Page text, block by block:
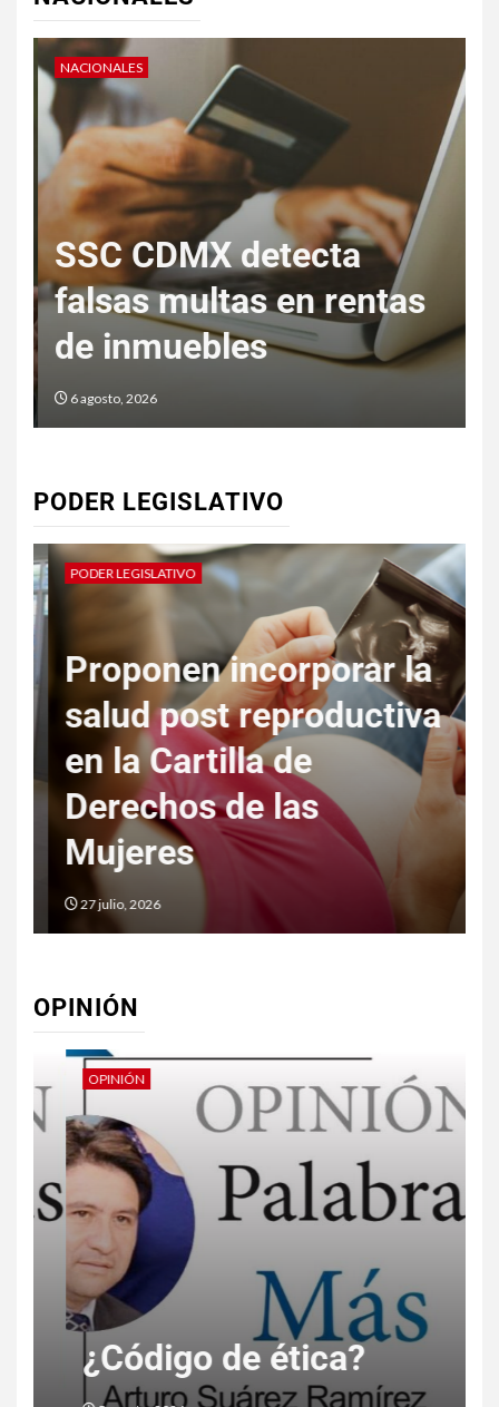
NACIONALES
SSC CDMX detecta
falsas multas en rentas
de inmuebles
6 agosto, 2026
PODER LEGISLATIVO
PODER LEGISLATIVO
Proponen incorporar la
salud post reproductiva
en la Cartilla de
Derechos de las
Mujeres
27 julio, 2026
OPINIÓN
OPINIÓN
¿Código de ética?